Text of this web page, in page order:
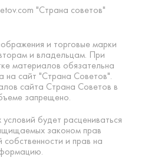
"Страна советов"
и торговые марки
и владельцам. При
материалов обязательна
на сайт "Страна Советов".
сайта Страна Советов в
запрещено.
будет расцениваться
законом прав
собственности и прав на